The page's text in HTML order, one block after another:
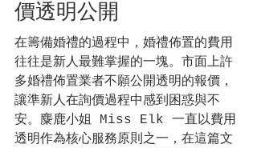
價透明公開
在籌備婚禮的過程中，婚禮佈置的費用
往往是新人最難掌握的一塊。市面上許
多婚禮佈置業者不願公開透明的報價，
讓準新人在詢價過程中感到困惑與不
安。麋鹿小姐 Miss Elk 一直以費用
透明作為核心服務原則之一，在這篇文